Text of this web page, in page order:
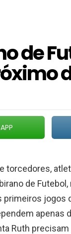
de
torcedores,
de Futebol,
primeiros jogos
apenas
Ruth